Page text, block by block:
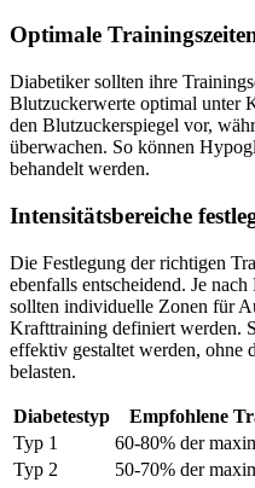
Optimale
Diabetiker sollten ihre
Blutzuckerwerte optimal unter
den Blutzuckerspiegel vor,
überwachen. So können
behandelt werden.
Intensitätsbereiche
Die Festlegung der richtigen
ebenfalls entscheidend. Je
sollten individuelle Zonen für
Krafttraining definiert werden.
effektiv gestaltet werden, ohne
belasten.
Diabetestyp
Empfohlene
Typ 1
60-80% der
Typ 2
50-70% der